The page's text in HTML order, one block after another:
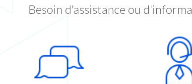
Besoin d'assistance ou